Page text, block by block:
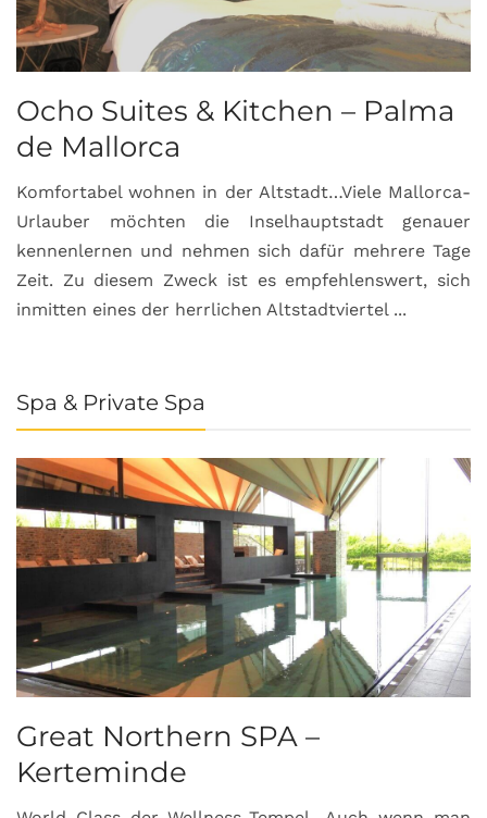
Ocho Suites & Kitchen – Palma
de Mallorca
Komfortabel wohnen in der Altstadt…Viele Mallorca-
Urlauber möchten die Inselhauptstadt genauer
kennenlernen und nehmen sich dafür mehrere Tage
Zeit. Zu diesem Zweck ist es empfehlenswert, sich
inmitten eines der herrlichen Altstadtviertel ...
Spa & Private Spa
Great Northern SPA –
Kerteminde